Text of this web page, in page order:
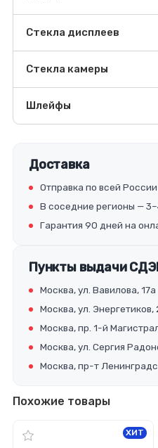
Стекла дисплеев
Стекла камеры
Шлейфы
Доставка
Отправка по всей
В соседние регионы —
Гарантия 90 дней на
Пункты выдачи
Москва, ул. Вавилова, 17а
Москва, ул. Энергетиков,
Москва, пр. 1-й
Москва, ул. Сергия
Москва, пр-т
Похожие товары
ХИТ